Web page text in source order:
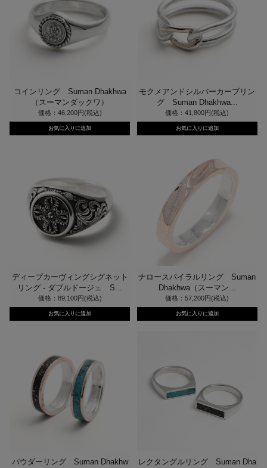
コインリング Suman Dhakhwa
（スーマンダックワ）
価格：46,200円(税込)
モクメアンドシルバーカーブリン
グ Suman Dhakhwa...
価格：41,800円(税込)
ディープカーヴィングシグネット
リング - ダブルドージェ S...
価格：89,100円(税込)
ナロースパイラルリング Suman
Dhakhwa（スーマン...
価格：57,200円(税込)
パウダーリング Suman Dhakhw
レクタングルリング Suman Dha